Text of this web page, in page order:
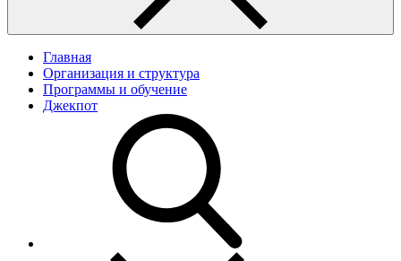
Главная
Организация и структура
Программы и обучение
Джекпот